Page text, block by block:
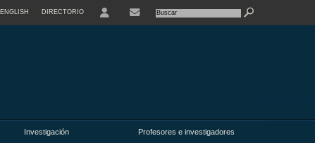
ENGLISH DIRECTORIO
Investigación Profesores e investigadores